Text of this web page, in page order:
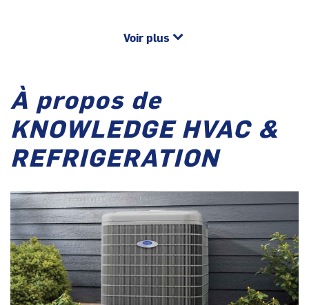
Voir plus
À propos de
KNOWLEDGE HVAC &
REFRIGERATION